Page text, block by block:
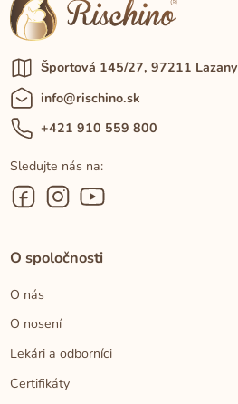
Športová 145/27, 97211 Lazany
info@rischino.sk
+421 910 559 800
Sledujte nás na:
O spoločnosti
O nás
O nosení
Lekári a odborníci
Certifikáty